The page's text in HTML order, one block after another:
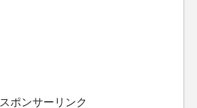
スポンサーリンク